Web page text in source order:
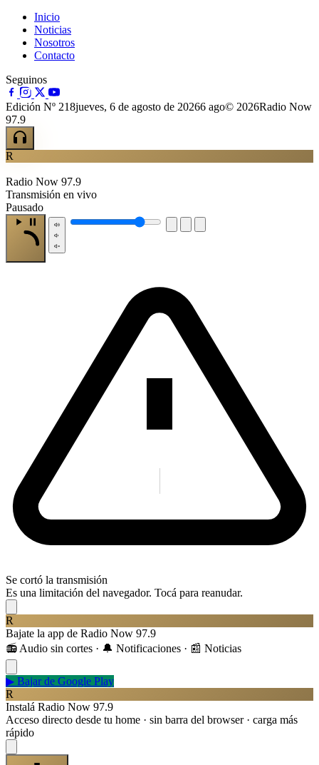
Inicio
Noticias
Nosotros
Contacto
Seguinos
Edición Nº 218jueves, 6 de agosto de 20266 ago© 2026Radio Now
97.9
R
Radio Now 97.9
Transmisión en vivo
Pausado
Se cortó la transmisión
Es una limitación del navegador. Tocá para reanudar.
R
Bajate la app de Radio Now 97.9
📻 Audio sin cortes · 🔔 Notificaciones · 📰 Noticias
▶ Bajar de Google Play
R
Instalá Radio Now 97.9
Acceso directo desde tu home · sin barra del browser · carga más
rápido